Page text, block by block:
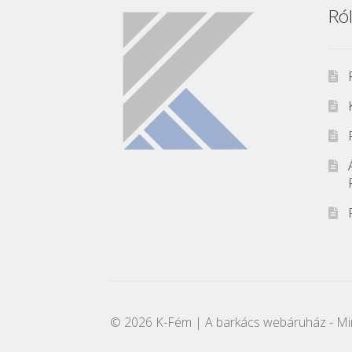
© 2026 K-Fém | A barkács webáruház -